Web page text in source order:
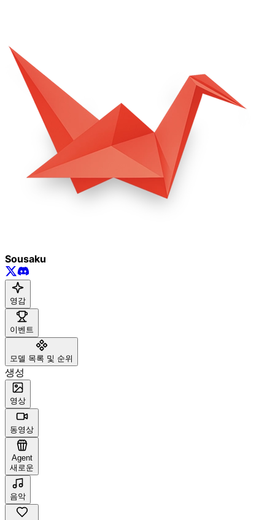
Sousaku
영감
이벤트
모델 목록 및 순위
생성
영상
동영상
Agent
새로운
음악